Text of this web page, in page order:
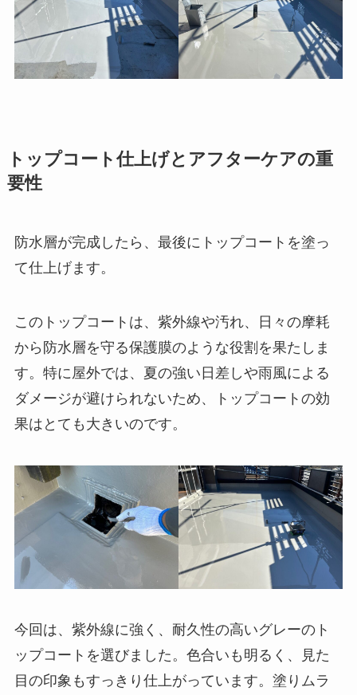
トップコート仕上げとアフターケアの重
要性
防水層が完成したら、最後にトップコートを塗っ
て仕上げます。
このトップコートは、紫外線や汚れ、日々の摩耗
から防水層を守る保護膜のような役割を果たしま
す。特に屋外では、夏の強い日差しや雨風による
ダメージが避けられないため、トップコートの効
果はとても大きいのです。
今回は、紫外線に強く、耐久性の高いグレーのト
ップコートを選びました。色合いも明るく、見た
目の印象もすっきり仕上がっています。塗りムラ